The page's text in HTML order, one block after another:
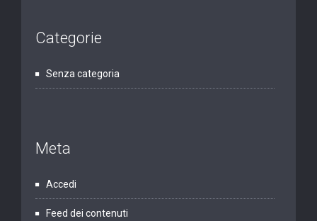
Categorie
Senza categoria
Meta
Accedi
Feed dei contenuti